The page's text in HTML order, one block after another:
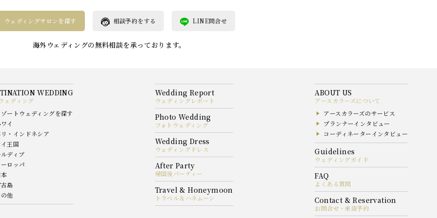
ウェディングサロンを探す 相談予約をする LINE問合せ
海外ウェディングの無料相談を承っております。
ェディング
ートウェディングを探す
イ
・インドネシア
王国
ディブ
ロッパ
島
他
ウェディングレポート
フォトウェディング
ウェディングドレス
帰国後パーティー
トラベル＆ハネムーン
アースカラーズについて
アースカラーズのサービス
プランナーインタビュー
コーディネーターインタビュー
ウェディングガイド
よくある質問
お問合せ・来店予約